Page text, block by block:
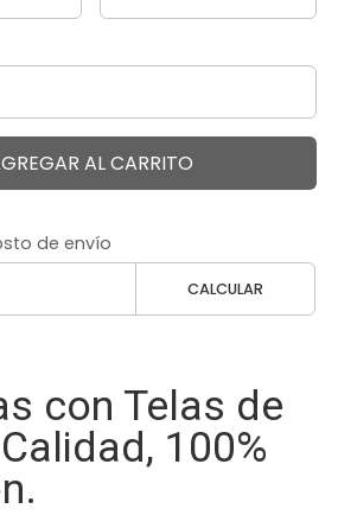
AL CARRITO
de envío
CALCULAR
con Telas de
100%